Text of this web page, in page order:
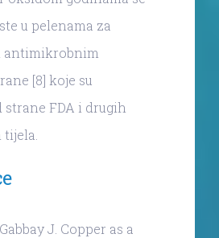
u pelenama za
antimikrobnim
[8] koje su
strane FDA i drugih
J. Copper as a